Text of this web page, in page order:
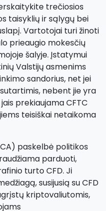
trečiosios
taisyklių ir sąlygų bei
Vartotojai turi žinoti
prieaugio mokesčių
šalyje. Įstatymui
Valstijų asmenims
sandorius, net jei
nebent jie yra
prekiaujama CFTC
teisiškai netaikoma
paskelbė politikos
parduoti,
turto CFD. Ji
susijusią su CFD
kriptovaliutomis,